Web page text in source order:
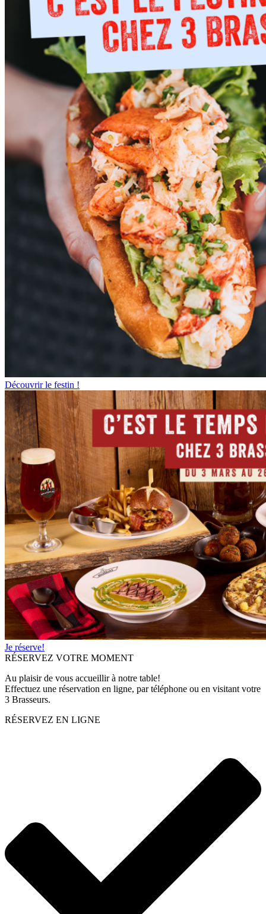
Découvrir le festin !
Je réserve!
RÉSERVEZ VOTRE MOMENT
Au plaisir de vous accueillir à notre table!
Effectuez une réservation en ligne, par téléphone ou en visitant votre
3 Brasseurs.
RÉSERVEZ EN LIGNE